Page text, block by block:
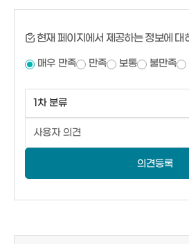
현재 페이지에서 제공하는 정보에 대
매우 만족 만족 보통 불만족
의견등록